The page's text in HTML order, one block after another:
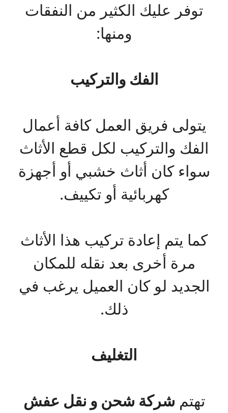
توفر عليك الكثير من النفقات
ومنها:
الفك والتركيب
يتولى فريق العمل كافة أعمال
الفك والتركيب لكل قطع الأثاث
سواء كان أثاث خشبي أو أجهزة
كهربائية أو تكييف.
كما يتم إعادة تركيب هذا الأثاث
مرة أخرى بعد نقله للمكان
الجديد لو كان العميل يرغب في
ذلك.
التغليف
تهتم شركة شحن و نقل عفش